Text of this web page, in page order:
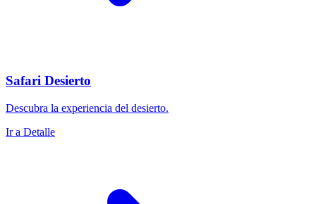
Safari Desierto
Descubra la experiencia del desierto.
Ir a Detalle